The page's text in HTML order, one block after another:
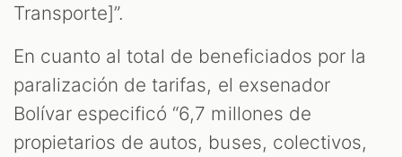
Transporte]”.
En cuanto al total de beneficiados por la
paralización de tarifas, el exsenador
Bolívar especificó “6,7 millones de
propietarios de autos, buses, colectivos,